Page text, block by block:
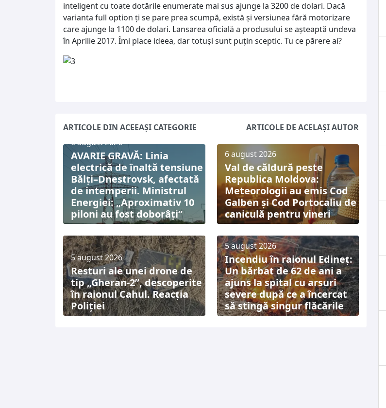
inteligent cu toate dotările enumerate mai sus ajunge la 3200 de dolari. Dacă
varianta full option ţi se pare prea scumpă, există şi versiunea fără motorizare
care ajunge la 1100 de dolari. Lansarea oficială a produsului se aşteaptă undeva
în Aprilie 2017. Îmi place ideea, dar totuşi sunt puţin sceptic. Tu ce părere ai?
ARTICOLE DIN ACEEAȘI CATEGORIE
ARTICOLE DE ACELAȘI AUTOR
6 august 2026
AVARIE GRAVĂ: Linia
electrică de înaltă tensiune
Bălți–Dnestrovsk, afectată
de intemperii. Ministrul
Energiei: „Aproximativ 10
piloni au fost doborâți”
6 august 2026
Val de căldură peste
Republica Moldova:
Meteorologii au emis Cod
Galben și Cod Portocaliu de
caniculă pentru vineri
5 august 2026
Resturi ale unei drone de
tip „Gheran-2”, descoperite
în raionul Cahul. Reacția
Poliției
5 august 2026
Incendiu în raionul Edineț:
Un bărbat de 62 de ani a
ajuns la spital cu arsuri
severe după ce a încercat
să stingă singur flăcările